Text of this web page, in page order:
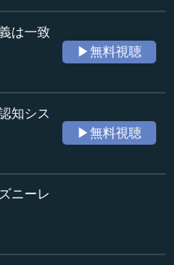
日開催中央大学ビジネス
義「『ブランド戦略論』
話）
ーケティング
とは何か
えてみましょう。アメリ
やシンボルです。つま
ボルがブランドだという
が、ブランドについて議
定義なのかどうかが問題
は一致
▶無料視聴
知シス
▶無料視聴
ニーレ